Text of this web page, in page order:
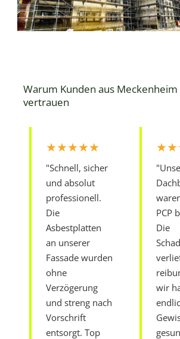
Warum Kunden aus Meckenheim
vertrauen
★★★★★
"Schnell, sicher
und absolut
professionell.
Die
Asbestplatten
an unserer
Fassade wurden
ohne
Verzögerung
und streng nach
Vorschrift
entsorgt. Top
PCP
Die
wir